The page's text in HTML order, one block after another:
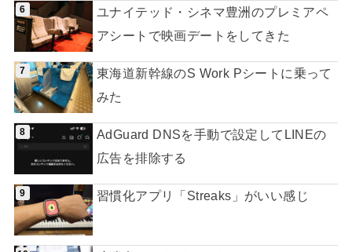
ユナイテッド・シネマ豊洲のプレミアペ
アシートで映画デートをしてきた
東海道新幹線のS Work Pシートに乗って
みた
AdGuard DNSを手動で設定してLINEの
広告を排除する
習慣化アプリ「Streaks」がいい感じ